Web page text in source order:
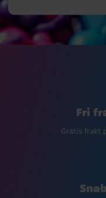
Fri
Gratis frakt